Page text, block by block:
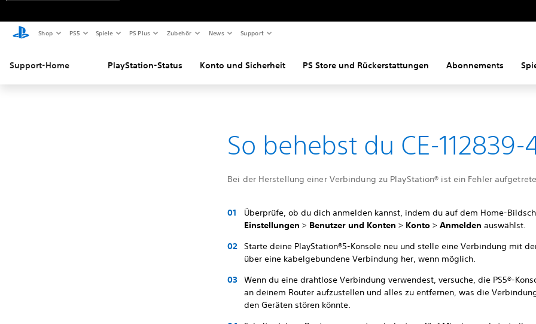
Shop PS5 Spiele PS Plus Zubehör News Support
Support-Home PlayStation-Status Konto und Sicherheit PS Store und Rückerstattungen Abonnements
So behebst du CE-112839-
Bei der Herstellung einer Verbindung zu PlayStation® ist ein Fehler
Überprüfe, ob du dich anmelden kannst, indem du auf dem Home-
Einstellungen> Benutzer und Konten> Konto >Anmelden auswählst.
Starte deine PlayStation®5-Konsole neu und stelle eine Verbindung mit
über eine kabelgebundene Verbindung her, wenn möglich.
Wenn du eine drahtlose Verbindung verwendest, versuche, die PS5®-
an deinem Router aufzustellen und alles zu entfernen, was die
den Geräten stören könnte.